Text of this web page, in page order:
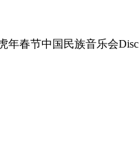
年春节中国民族音乐会Disc